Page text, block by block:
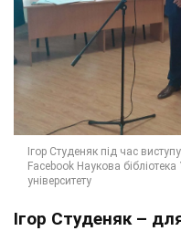
Ігор Студеняк –